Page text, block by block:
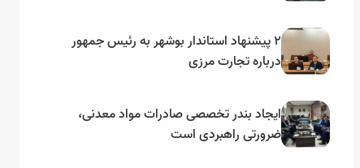
۲ پیشنهاد استاندار بوشهر به رئیس جمهور
درباره تجارت مرزی
ایجاد بندر تخصصی صادرات مواد معدنی،
ضرورتی راهبردی است